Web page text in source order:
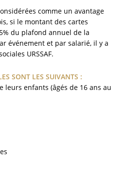
comme un avantage
si le montant des cartes
du plafond annuel de la
événement et par salarié, il y a
URSSAF.
SONT LES SUIVANTS :
leurs enfants (âgés de 16 ans au